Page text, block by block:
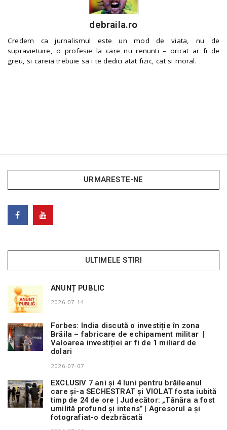
debraila.ro
Credem ca jurnalismul este un mod de viata, nu de
supravietuire, o profesie la care nu renunti – oricat ar fi de
greu, si careia trebuie sa i te dedici atat fizic, cat si moral.
URMARESTE-NE
ULTIMELE STIRI
ANUNȚ PUBLIC
2026-07-14
Forbes: India discută o investiție în zona
Brăila – fabricare de echipament militar |
Valoarea investiției ar fi de 1 miliard de
dolari
2026-07-07
EXCLUSIV 7 ani și 4 luni pentru brăileanul
care și-a SECHESTRAT și VIOLAT fosta iubită
timp de 24 de ore | Judecător: „Tânăra a fost
umilită profund și intens” | Agresorul a și
fotografiat-o dezbrăcată